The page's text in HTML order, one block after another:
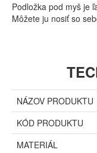
Podložka pod myš je
Môžete ju nosiť so
NÁZOV PRODUKTU
KÓD PRODUKTU
MATERIÁL